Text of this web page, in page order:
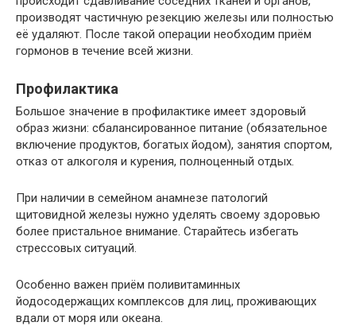
производят частичную резекцию железы или полностью
её удаляют. После такой операции необходим приём
гормонов в течение всей жизни.
Профилактика
Большое значение в профилактике имеет здоровый
образ жизни: сбалансированное питание (обязательное
включение продуктов, богатых йодом), занятия спортом,
отказ от алкоголя и курения, полноценный отдых.
При наличии в семейном анамнезе патологий
щитовидной железы нужно уделять своему здоровью
более пристальное внимание. Старайтесь избегать
стрессовых ситуаций.
Особенно важен приём поливитаминных
йодосодержащих комплексов для лиц, проживающих
вдали от моря или океана.